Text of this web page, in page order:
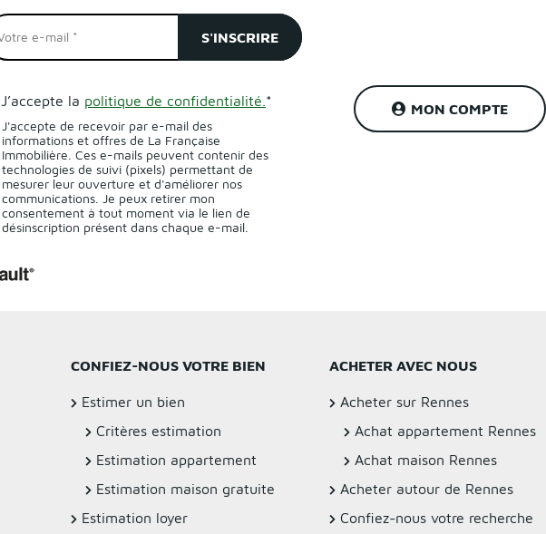
MON COMPTE
J’accepte la politique de confidentialité. *
J'accepte de recevoir par e-mail des
informations et offres de La Française
Immobilière. Ces e-mails peuvent contenir des
technologies de suivi (pixels) permettant de
mesurer leur ouverture et d'améliorer nos
communications. Je peux retirer mon
consentement à tout moment via le lien de
désinscription présent dans chaque e-mail.
CONFIEZ-NOUS VOTRE BIEN
Estimer un bien
Critères estimation
Estimation appartement
Estimation maison gratuite
Estimation loyer
ACHETER AVEC NOUS
Acheter sur Rennes
Achat appartement Rennes
Achat maison Rennes
Acheter autour de Rennes
Confiez-nous votre recherche